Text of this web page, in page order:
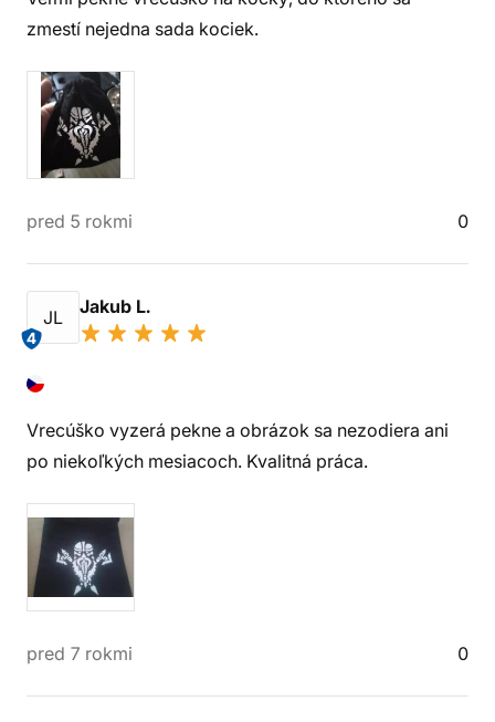
zmestí nejedna sada kociek.
pred 5 rokmi 0
JL
4
Jakub L.
Vrecúško vyzerá pekne a obrázok sa nezodiera ani
po niekoľkých mesiacoch. Kvalitná práca.
pred 7 rokmi 0